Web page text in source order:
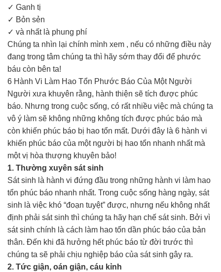
✓ Ganh tị
✓ Bỏn sẻn
✓ và nhất là phung phí
Chúng ta nhìn lại chính mình xem , nếu có những điều này
đang trong tâm chúng ta thì hãy sớm thay đổi để phước
báu còn bên ta!
6 Hành Vi Làm Hao Tổn Phước Báo Của Một Người
Người xưa khuyên rằng, hành thiện sẽ tích được phúc
báo. Nhưng trong cuộc sống, có rất nhiều việc mà chúng ta
vô ý làm sẽ không những không tích được phúc báo mà
còn khiến phúc báo bị hao tổn mất. Dưới đây là 6 hành vi
khiến phúc báo của một người bị hao tổn nhanh nhất mà
một vị hòa thượng khuyên bảo!
1. Thường xuyên sát sinh
Sát sinh là hành vi đứng đầu trong những hành vi làm hao
tổn phúc báo nhanh nhất. Trong cuộc sống hàng ngày, sát
sinh là việc khó “đoạn tuyệt” được, nhưng nếu không nhất
định phải sát sinh thì chúng ta hãy hạn chế sát sinh. Bởi vì
sát sinh chính là cách làm hao tổn dần phúc báo của bản
thân. Đến khi đã hưởng hết phúc báo từ đời trước thì
chúng ta sẽ phải chịu nghiệp báo của sát sinh gây ra.
2. Tức giận, oán giận, cáu kỉnh